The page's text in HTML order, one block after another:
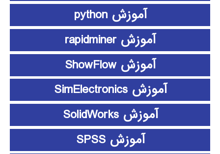
آموزش python
آموزش rapidminer
آموزش ShowFlow
آموزش SimElectronics
آموزش SolidWorks
آموزش SPSS